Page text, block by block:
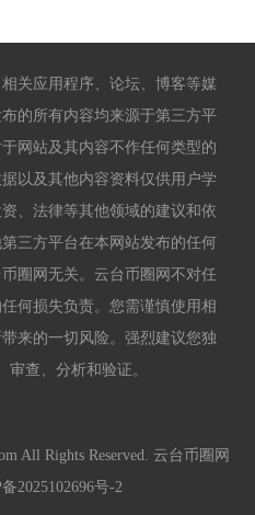
关应用程序、论坛、博客等媒
的所有内容均来源于第三方平
网站及其内容不作任何类型的
以及其他内容资料仅供用户学
、法律等其他领域的建议和依
三方平台在本网站发布的任何
圈网无关。云台币圈网不对任
何损失负责。您需谨慎使用相
来的一切风险。强烈建议您独
审查、分析和验证。
All Rights Reserved. 云台币圈网
2025102696号-2